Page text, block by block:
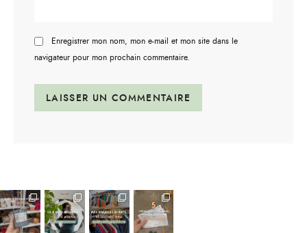
Enregistrer mon nom, mon e-mail et mon site dans le
navigateur pour mon prochain commentaire.